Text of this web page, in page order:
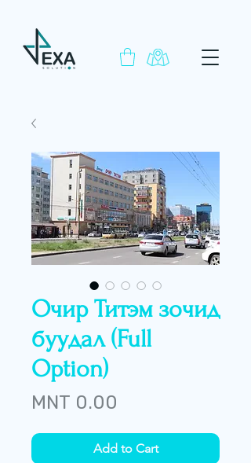
Очир Титэм зочид
буудал (Full
Option)
MNT 0.00
Add to Cart